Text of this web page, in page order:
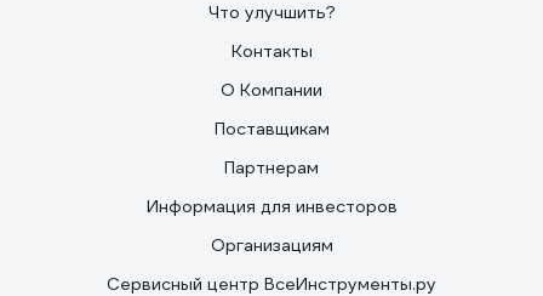
Что улучшить?
Контакты
О Компании
Поставщикам
Партнерам
Информация для инвесторов
Организациям
Сервисный центр ВсеИнструменты.ру